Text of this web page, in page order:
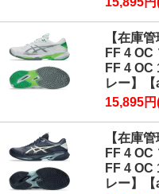
【在庫
FF 4 OC
FF 4 OC
レー】【
15,895
【在庫
FF 4 OC
FF 4 OC
レー】【